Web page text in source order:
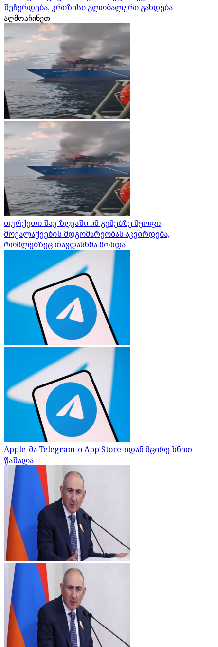
შეჩერდება, კრიზისი გლობალური გახდება
აღმოაჩინეთ
თურქეთი შავ ზღვაში იმ გემებზე მყოფი
მოქალაქეების მდგომარეობას აკვირდება,
რომლებზეც თავდასხმა მოხდა
Apple-მა Telegram-ი App Store-იდან მცირე ხნით
წაშალა